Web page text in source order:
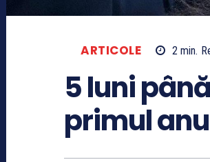
ARTICOLE 2 min.
5 luni
primul